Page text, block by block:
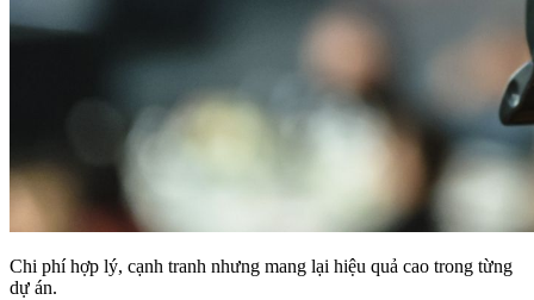
Chi phí hợp lý, cạnh tranh nhưng mang lại hiệu quả cao trong từng
dự án.